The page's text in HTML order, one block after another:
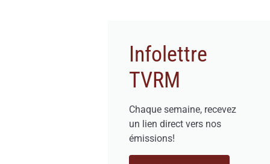
Infolettre
TVRM
Chaque semaine, recevez
un lien direct vers nos
émissions!